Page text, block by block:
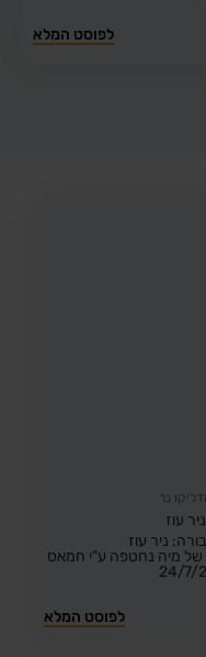
לפוסט המלא
נר
ניר עוז
ניר עוז
של מיה נחטפה ע"י חמאס
לפוסט המלא